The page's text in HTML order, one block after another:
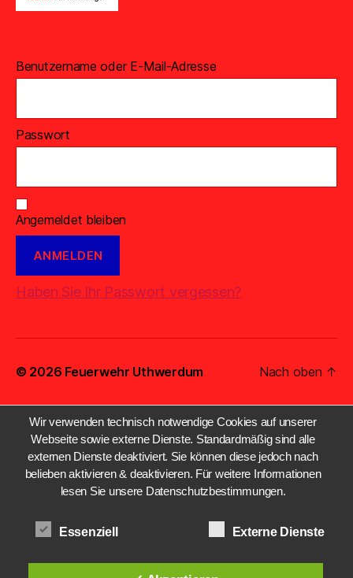
Benutzername oder E-Mail-Adresse
Passwort
Angemeldet bleiben
Haben Sie Ihr Passwort vergessen?
© 2026 Feuerwehr Uthwerdum Nach oben ↑
Wir verwenden technisch notwendige Cookies auf unserer
Webseite sowie externe Dienste. Standardmäßig sind alle
externen Dienste deaktiviert. Sie können diese jedoch nach
belieben aktivieren & deaktivieren. Für weitere Informationen
lesen Sie unsere Datenschutzbestimmungen.
Essenziell Externe Dienste